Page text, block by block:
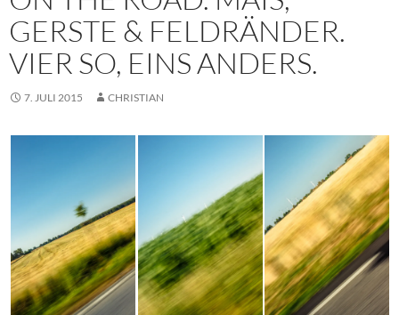
GERSTE & FELDRÄNDER.
VIER SO, EINS ANDERS.
7. JULI 2015 CHRISTIAN